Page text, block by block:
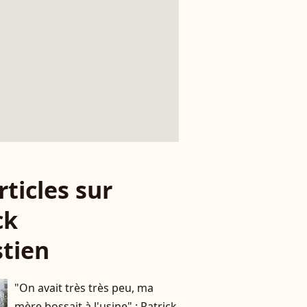
sur
"On avait très très peu, ma